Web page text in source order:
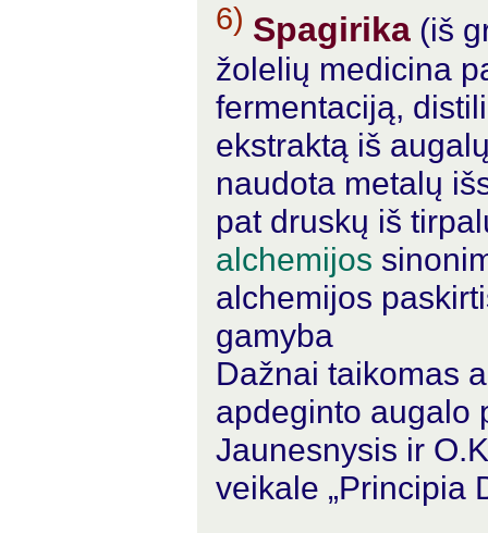
6) Spagirika (iš
žolelių medicina
fermentaciją,
ekstraktą iš
naudota metalų
pat druskų iš
alchemijos
alchemijos
gamyba
Dažnai taikomas
apdeginto augalo
Jaunesnysis ir
veikale „Principia